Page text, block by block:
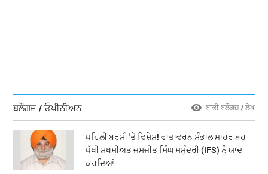
ਬਲੌਗਜ਼ / ਓਪੀਨੀਅਨ ਬਾਕੀ ਬਲੌਗਜ਼ / ਲੇਖ
ਪਹਿਲੀ ਬਰਸੀ 'ਤੇ ਵਿਸ਼ੇਸ਼! ਵਾਤਾਵਰਨ ਸੰਭਾਲ ਮਾਹਰ ਬਹੁ
ਪੱਖੀ ਸ਼ਖਸੀਅਤ ਜਸਜੀਤ ਸਿੰਘ ਸਮੁੰਦਰੀ (IFS) ਨੂੰ ਯਾਦ
ਕਰਦਿਆਂ